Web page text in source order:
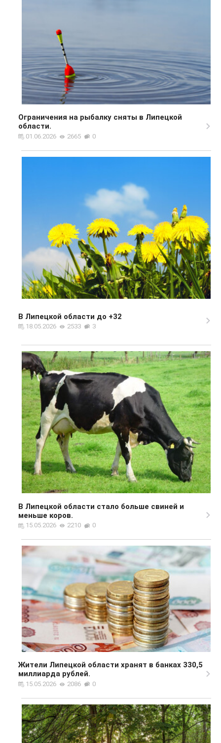
Ограничения на рыбалку сняты в Липецкой
области.
01.06.2026 2665 0
В Липецкой области до +32
18.05.2026 2533 3
В Липецкой области стало больше свиней и
меньше коров.
15.05.2026 2210 0
Жители Липецкой области хранят в банках 330,5
миллиарда рублей.
15.05.2026 2086 0